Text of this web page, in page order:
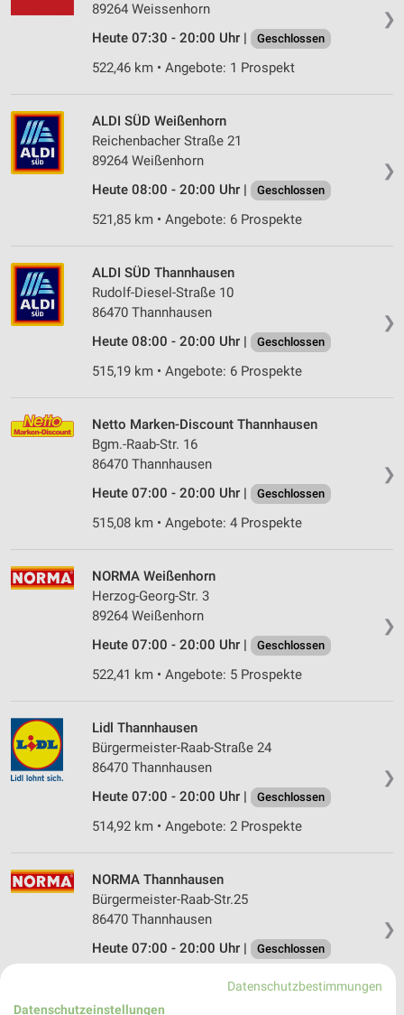
❯
89264 Weissenhorn
Heute 07:30 - 20:00 Uhr |
Geschlossen
522,46 km • Angebote: 1 Prospekt
❯
ALDI SÜD Weißenhorn
Reichenbacher Straße 21
89264 Weißenhorn
Heute 08:00 - 20:00 Uhr |
Geschlossen
521,85 km • Angebote: 6 Prospekte
❯
ALDI SÜD Thannhausen
Rudolf-Diesel-Straße 10
86470 Thannhausen
Heute 08:00 - 20:00 Uhr |
Geschlossen
515,19 km • Angebote: 6 Prospekte
❯
Netto Marken-Discount Thannhausen
Bgm.-Raab-Str. 16
86470 Thannhausen
Heute 07:00 - 20:00 Uhr |
Geschlossen
515,08 km • Angebote: 4 Prospekte
❯
NORMA Weißenhorn
Herzog-Georg-Str. 3
89264 Weißenhorn
Heute 07:00 - 20:00 Uhr |
Geschlossen
522,41 km • Angebote: 5 Prospekte
❯
Lidl Thannhausen
Bürgermeister-Raab-Straße 24
86470 Thannhausen
Heute 07:00 - 20:00 Uhr |
Geschlossen
514,92 km • Angebote: 2 Prospekte
❯
NORMA Thannhausen
Bürgermeister-Raab-Str.25
86470 Thannhausen
Heute 07:00 - 20:00 Uhr |
Geschlossen
515,15 km • Angebote: 4 ProspekteDatenschutzbestimmungen
Datenschutzeinstellungen